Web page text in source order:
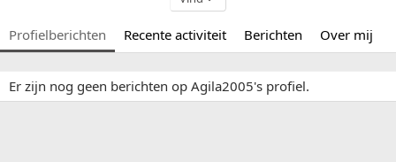
Profielberichten Recente activiteit Berichten Over mij
Er zijn nog geen berichten op Agila2005's profiel.